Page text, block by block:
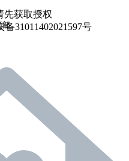
先获取授权
备31011402021597号
部